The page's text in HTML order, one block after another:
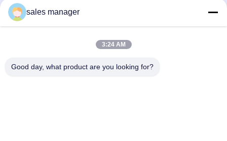
sales manager
3:24 AM
Good day, what product are you looking for?